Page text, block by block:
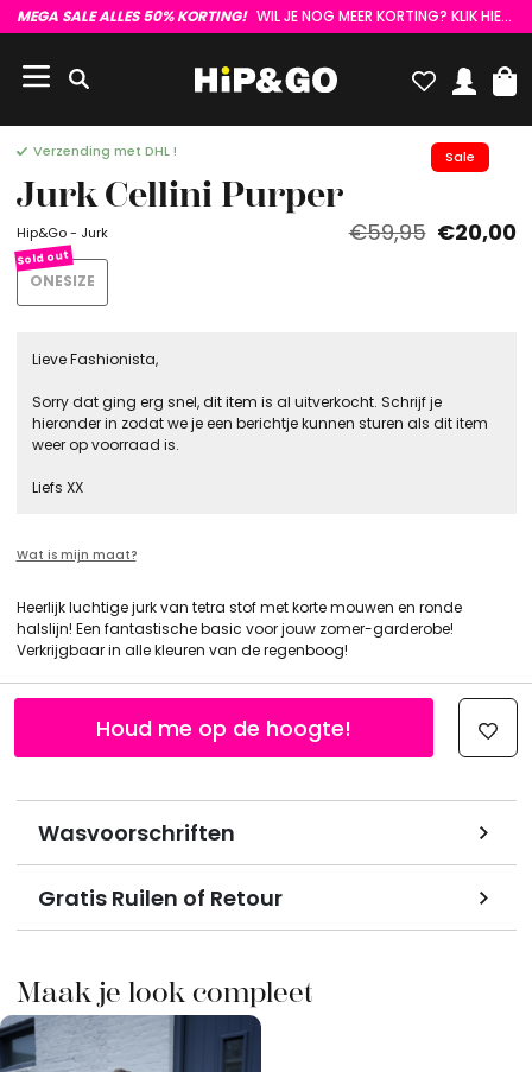
MEGA SALE ALLES 50% KORTING! WIL JE NOG MEER KORTING? KLIK HIER :)
Sale
Verzending met DHL !
Jurk Cellini Purper
Hip&Go - Jurk €59,95 €20,00
ONESIZE
Lieve Fashionista,
Sorry dat ging erg snel, dit item is al uitverkocht. Schrijf je
hieronder in zodat we je een berichtje kunnen sturen als dit item
weer op voorraad is.
Liefs XX
Wat is mijn maat?
Heerlijk luchtige jurk van tetra stof met korte mouwen en ronde
halslijn! Een fantastische basic voor jouw zomer-garderobe!
Verkrijgbaar in alle kleuren van de regenboog!
Wasvoorschriften
Gratis Ruilen of Retour
Houd me op de hoogte!
Maak je look compleet